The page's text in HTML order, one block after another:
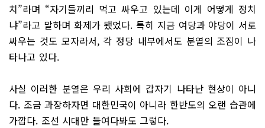
치”라며 “자기들끼리 먹고 싸우고 있는데 이게 어떻게 정치
냐”라고 말하며 화제가 됐었다. 특히 지금 여당과 야당이 서로
싸우는 것도 모자라서, 각 정당 내부에서도 분열의 조짐이 나
타나고 있다.
사실 이러한 분열은 우리 사회에 갑자기 나타난 현상이 아니
다. 조금 과장하자면 대한민국이 아니라 한반도의 오랜 습관에
가깝다. 조선 시대만 들여다봐도 그렇다.